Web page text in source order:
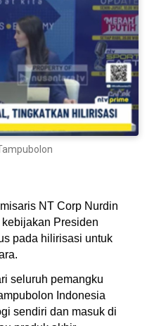
NT Corp Nurdin
Presiden
pada hilirisasi untuk
seluruh pemangku
Indonesia
sendiri dan masuk di